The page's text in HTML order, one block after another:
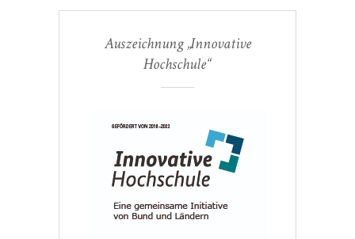
Auszeichnung „Innovative
Hochschule“